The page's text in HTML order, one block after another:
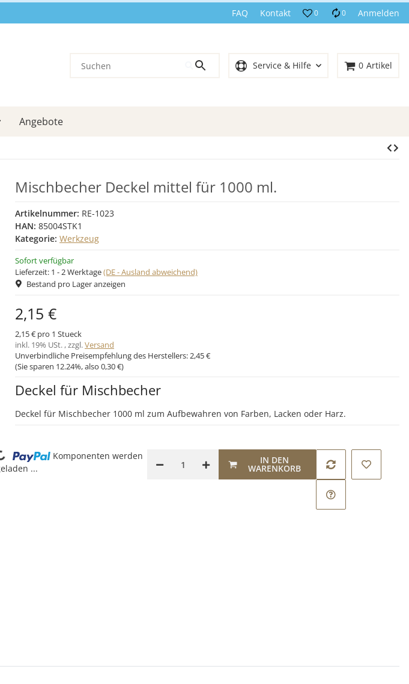
FAQ Kontakt 0 0 Anmelden
Service & Hilfe 0 Artikel
Angebote
Mischbecher Deckel mittel für 1000 ml.
Artikelnummer: RE-1023
HAN: 85004STK1
Kategorie: Werkzeug
Sofort verfügbar
Lieferzeit: 1 - 2 Werktage(DE - Ausland abweichend)
Bestand pro Lager anzeigen
2,15 €
2,15 € pro 1 Stueck
inkl. 19% USt. , zzgl.Versand
Unverbindliche Preisempfehlung des Herstellers:2,45 €
(Sie sparen 12.24%, also 0,30 €)
Deckel für Mischbecher
Deckel für Mischbecher 1000 ml zum Aufbewahren von Farben, Lacken oder Harz.
IN DEN
WARENKORB
Komponenten werden
...